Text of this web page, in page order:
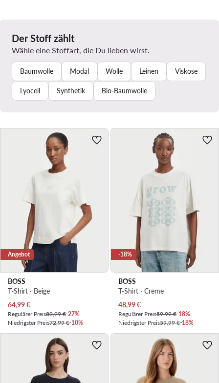
Der Stoff zählt
Wähle eine Stoffart, die Du lieben wirst.
Baumwolle Modal Wolle Leinen Viskose
Lyocell Synthetik Bio-Baumwolle
Angebot
BOSS
T-Shirt · Beige
Aktueller Preis
64,99€
Regulärer Preis89,99 €-27%
Niedrigster Preis72,99 €-10%
-18%
BOSS
T-Shirt · Creme
Aktueller Preis
48,99€
Regulärer Preis59,99 €-18%
Niedrigster Preis59,99 €-18%